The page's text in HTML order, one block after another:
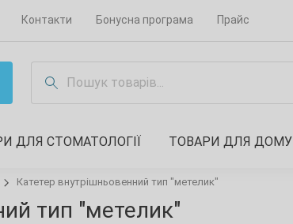
Контакти Бонусна програма Прайс
ДЛЯ СТОМАТОЛОГІЇ ТОВАРИ ДЛЯ ДОМУ
Катетер внутрішньовенний тип "метелик"
тип "метелик"